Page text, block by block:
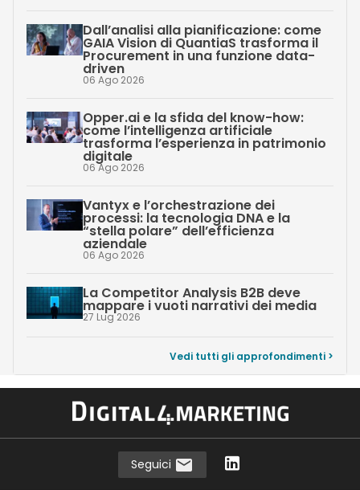
Dall’analisi alla pianificazione: come
GAIA Vision di QuantiaS trasforma il
Procurement in una funzione data-
driven
06 Ago 2026
Opper.ai e la sfida del know-how:
come l’intelligenza artificiale
trasforma l’esperienza in patrimonio
digitale
06 Ago 2026
Vantyx e l’orchestrazione dei
processi: la tecnologia DNA e la
“stella polare” dell’efficienza
aziendale
06 Ago 2026
La Competitor Analysis B2B deve
mappare i vuoti narrativi dei media
27 Lug 2026
Vedi tutti gli approfondimenti >
Seguici